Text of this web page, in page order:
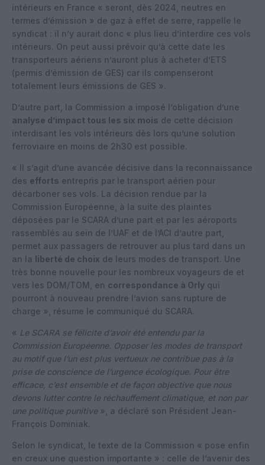
intérieurs en France « seront, dès 2024, neutres en
termes d’émission » de gaz à effet de serre, rappelle le
syndicat : il n’y aurait donc « plus lieu d’interdire ces vols
intérieurs. On peut aussi prévoir qu’à cette date les
transporteurs aériens n’auront plus à acheter d’ETS
(permis d’émission de GES) car ils compenseront
totalement leurs émissions de GES ».
D’autre part, la Commission a imposé l’obligation d’une
analyse d’impact tous les six mois de cette décision
interdisant les vols intérieurs dès lors qu’une solution
ferroviaire en moins de 2h30 est possible.
« Il s’agit d’une avancée décisive dans la reconnaissance
des efforts entrepris par le transport aérien pour
décarboner ses vols. La décision rendue par la
Commission Européenne, à la suite des plaintes
déposées par le SCARA d’une part et par les aéroports
rassemblés au sein de l’UAF et de l’ACI d’autre part,
permet aux passagers de retrouver au plus tard dans un
an la liberté de choix de leurs modes de transport. Une
très bonne nouvelle pour les nombreux voyageurs de et
vers les DOM/TOM, en correspondance à Orly qui
pourront à nouveau prendre l’avion sans rupture de
charge », résume le communiqué du SCARA.
« Le SCARA se félicite d’avoir été entendu par la
Commission Européenne. Opposer les modes de transport
au motif que l’un est plus vertueux ne contribue pas à la
prise de conscience de l’urgence écologique. Pour être
efficace, c’est ensemble et de façon objective que nous
devons lutter contre le réchauffement climatique, et non par
une politique punitive », a déclaré son Président Jean-
François Dominiak.
Selon le syndicat, le texte de la Commission « pose enfin
en creux une question importante » : celle de l’avenir des